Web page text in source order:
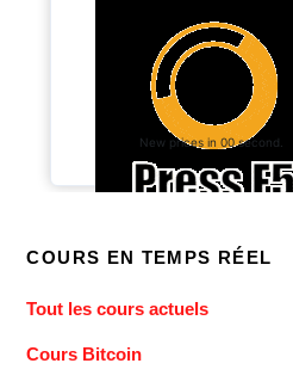
COURS EN TEMPS RÉEL
Tout les cours actuels
Cours Bitcoin